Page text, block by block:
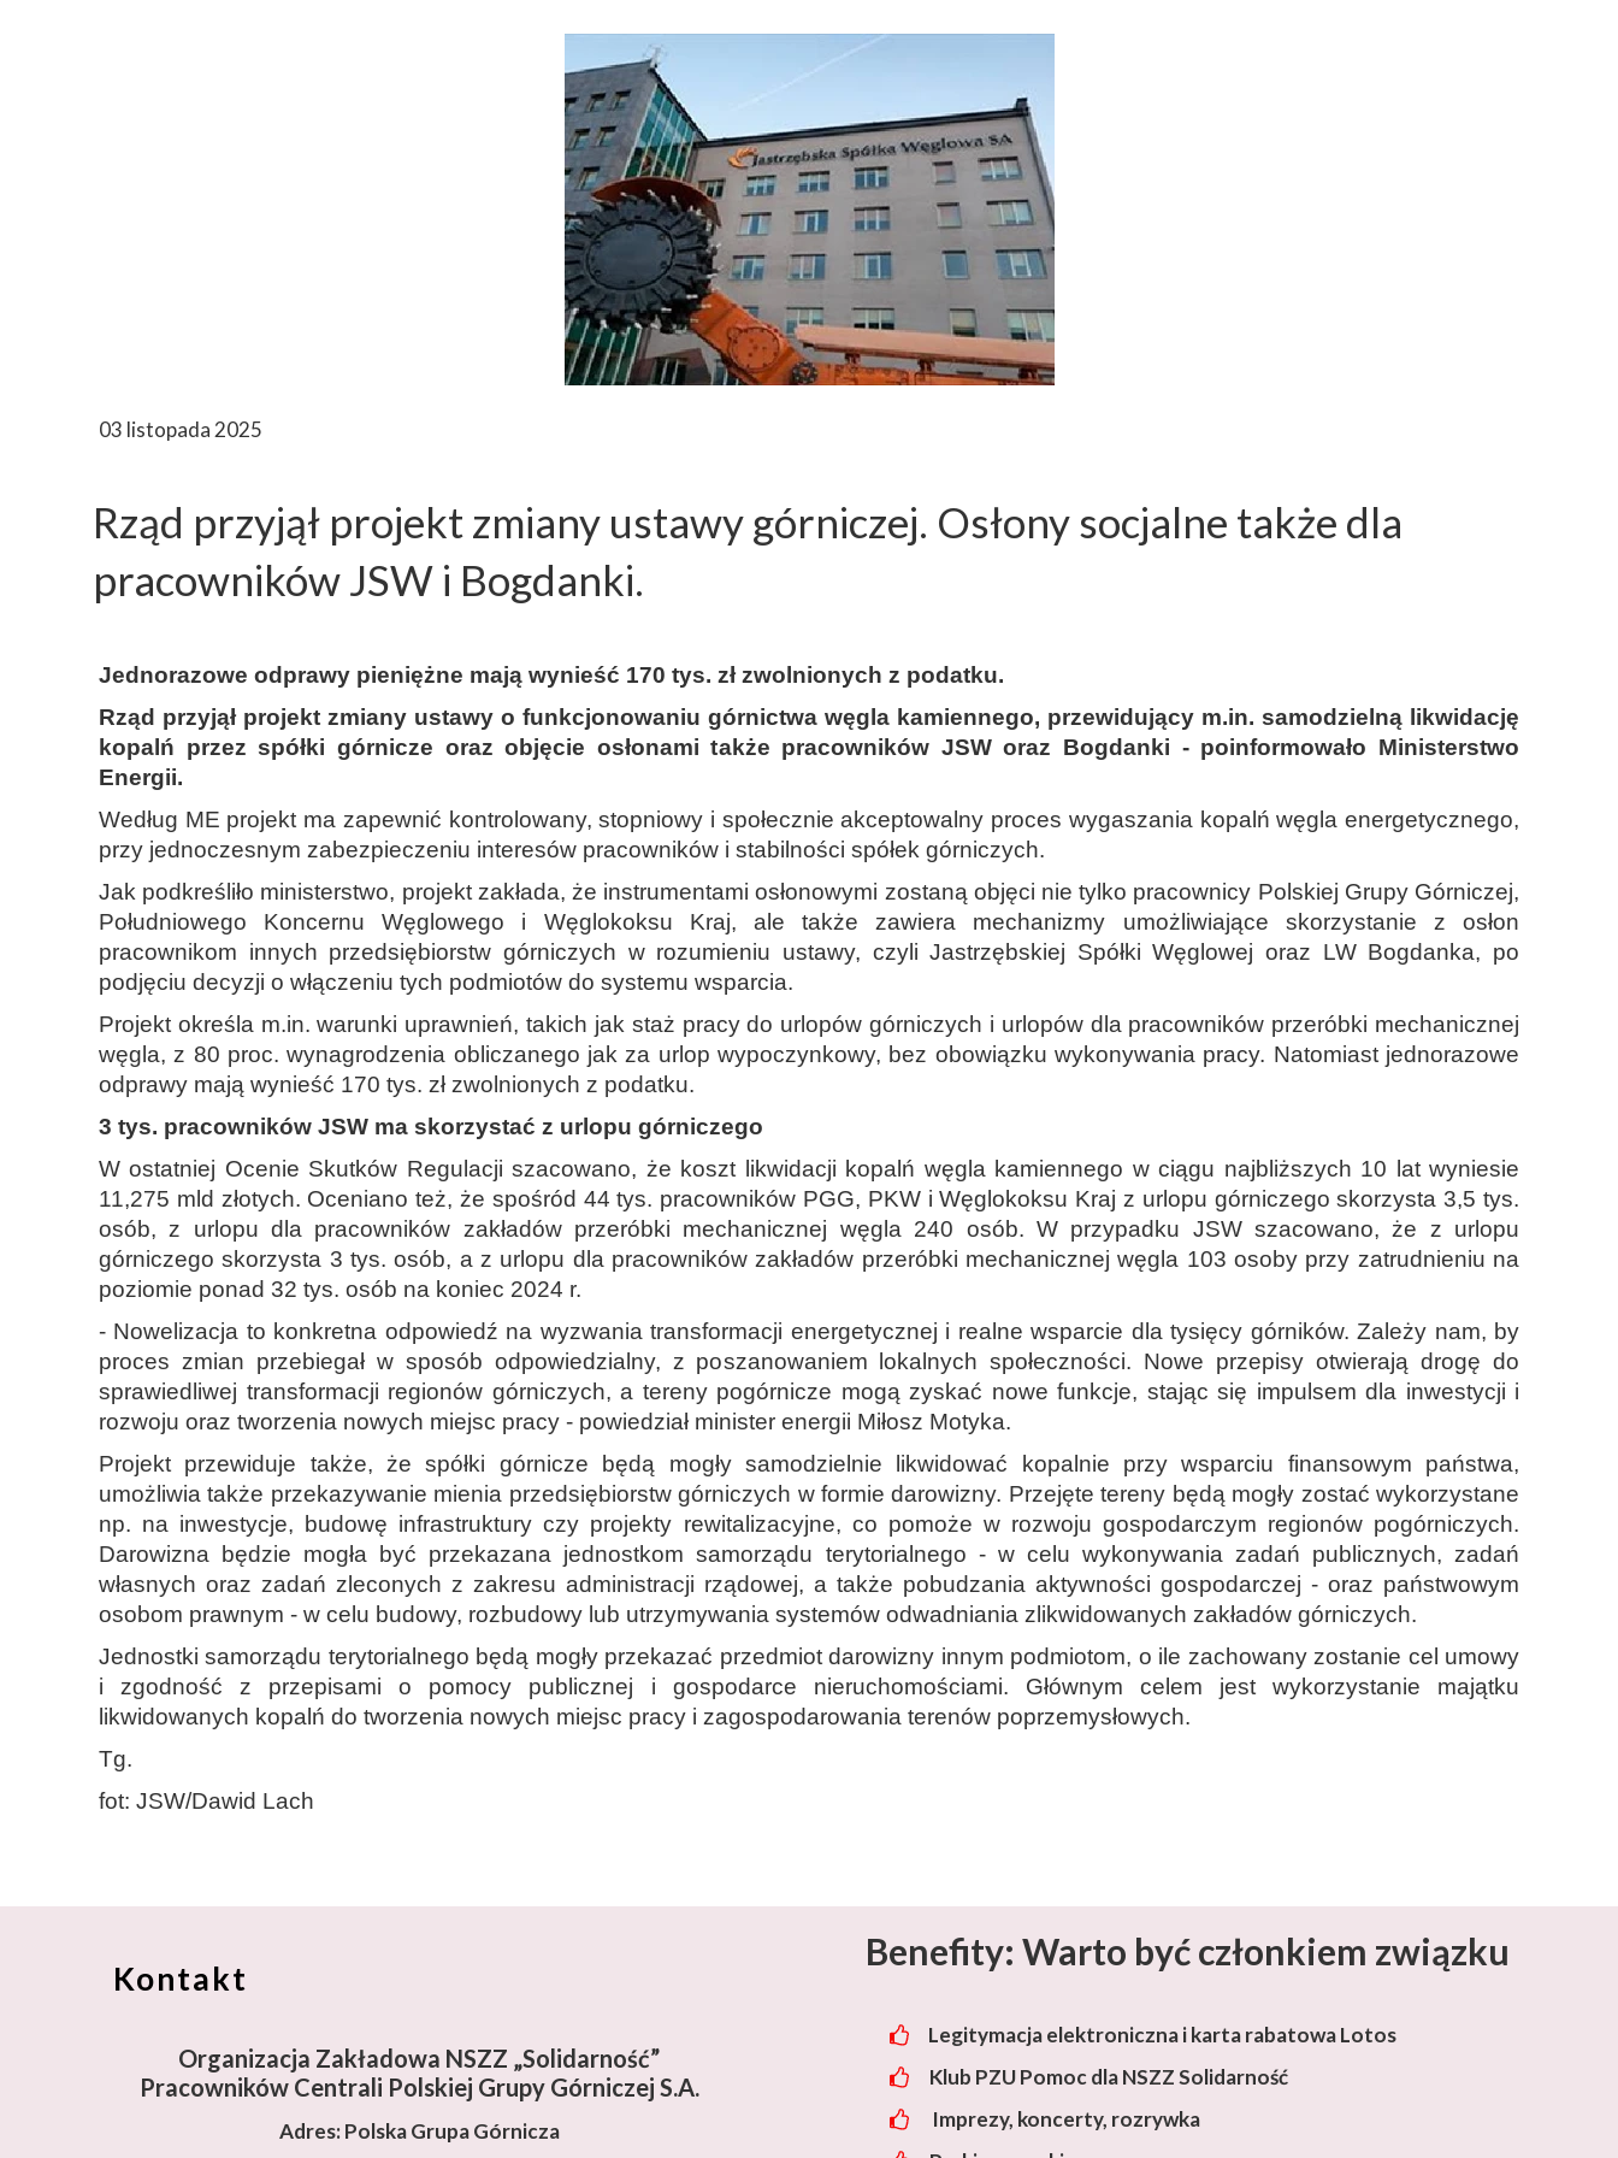
03 listopada 2025
Rząd przyjął projekt zmiany ustawy górniczej. Osłony socjalne także dla
pracowników JSW i Bogdanki.
Jednorazowe odprawy pieniężne mają wynieść 170 tys. zł zwolnionych z podatku.
Rząd przyjął projekt zmiany ustawy o funkcjonowaniu górnictwa węgla kamiennego, przewidujący m.in. samodzielną likwidację
kopalń przez spółki górnicze oraz objęcie osłonami także pracowników JSW oraz Bogdanki - poinformowało Ministerstwo
Energii.
Według ME projekt ma zapewnić kontrolowany, stopniowy i społecznie akceptowalny proces wygaszania kopalń węgla energetycznego,
przy jednoczesnym zabezpieczeniu interesów pracowników i stabilności spółek górniczych.
Jak podkreśliło ministerstwo, projekt zakłada, że instrumentami osłonowymi zostaną objęci nie tylko pracownicy Polskiej Grupy Górniczej,
Południowego Koncernu Węglowego i Węglokoksu Kraj, ale także zawiera mechanizmy umożliwiające skorzystanie z osłon
pracownikom innych przedsiębiorstw górniczych w rozumieniu ustawy, czyli Jastrzębskiej Spółki Węglowej oraz LW Bogdanka, po
podjęciu decyzji o włączeniu tych podmiotów do systemu wsparcia.
Projekt określa m.in. warunki uprawnień, takich jak staż pracy do urlopów górniczych i urlopów dla pracowników przeróbki mechanicznej
węgla, z 80 proc. wynagrodzenia obliczanego jak za urlop wypoczynkowy, bez obowiązku wykonywania pracy. Natomiast jednorazowe
odprawy mają wynieść 170 tys. zł zwolnionych z podatku.
3 tys. pracowników JSW ma skorzystać z urlopu górniczego
W ostatniej Ocenie Skutków Regulacji szacowano, że koszt likwidacji kopalń węgla kamiennego w ciągu najbliższych 10 lat wyniesie
11,275 mld złotych. Oceniano też, że spośród 44 tys. pracowników PGG, PKW i Węglokoksu Kraj z urlopu górniczego skorzysta 3,5 tys.
osób, z urlopu dla pracowników zakładów przeróbki mechanicznej węgla 240 osób. W przypadku JSW szacowano, że z urlopu
górniczego skorzysta 3 tys. osób, a z urlopu dla pracowników zakładów przeróbki mechanicznej węgla 103 osoby przy zatrudnieniu na
poziomie ponad 32 tys. osób na koniec 2024 r.
- Nowelizacja to konkretna odpowiedź na wyzwania transformacji energetycznej i realne wsparcie dla tysięcy górników. Zależy nam, by
proces zmian przebiegał w sposób odpowiedzialny, z poszanowaniem lokalnych społeczności. Nowe przepisy otwierają drogę do
sprawiedliwej transformacji regionów górniczych, a tereny pogórnicze mogą zyskać nowe funkcje, stając się impulsem dla inwestycji i
rozwoju oraz tworzenia nowych miejsc pracy - powiedział minister energii Miłosz Motyka.
Projekt przewiduje także, że spółki górnicze będą mogły samodzielnie likwidować kopalnie przy wsparciu finansowym państwa,
umożliwia także przekazywanie mienia przedsiębiorstw górniczych w formie darowizny. Przejęte tereny będą mogły zostać wykorzystane
np. na inwestycje, budowę infrastruktury czy projekty rewitalizacyjne, co pomoże w rozwoju gospodarczym regionów pogórniczych.
Darowizna będzie mogła być przekazana jednostkom samorządu terytorialnego - w celu wykonywania zadań publicznych, zadań
własnych oraz zadań zleconych z zakresu administracji rządowej, a także pobudzania aktywności gospodarczej - oraz państwowym
osobom prawnym - w celu budowy, rozbudowy lub utrzymywania systemów odwadniania zlikwidowanych zakładów górniczych.
Jednostki samorządu terytorialnego będą mogły przekazać przedmiot darowizny innym podmiotom, o ile zachowany zostanie cel umowy
i zgodność z przepisami o pomocy publicznej i gospodarce nieruchomościami. Głównym celem jest wykorzystanie majątku
likwidowanych kopalń do tworzenia nowych miejsc pracy i zagospodarowania terenów poprzemysłowych.
Tg.
fot: JSW/Dawid Lach
Benefity: Warto być członkiem związku
Legitymacja elektroniczna i karta rabatowa Lotos
Klub PZU Pomoc dla NSZZ Solidarność
Imprezy, koncerty, rozrywka
Kontakt
Adres: Polska Grupa Górnicza
Organizacja Zakładowa NSZZ „Solidarność”
Pracowników Centrali Polskiej Grupy Górniczej S.A.